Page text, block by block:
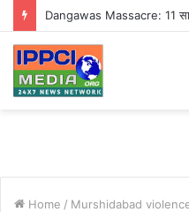
Home / Murshidabad